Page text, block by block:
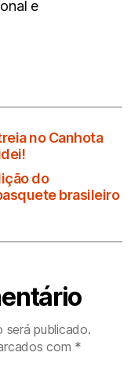
e
no Canhota
do
brasileiro
será publicado.
com *